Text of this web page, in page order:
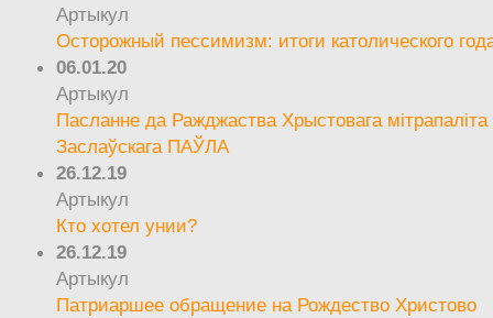
Артыкул
Осторожный пессимизм: итоги католического
06.01.20
Артыкул
Пасланне да Ражджаства Хрыстовага мітрапаліта
Заслаўскага ПАЎЛА
26.12.19
Артыкул
Кто хотел унии?
26.12.19
Артыкул
Патриаршее обращение на Рождество Христово